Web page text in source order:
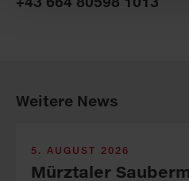
Weitere News
5. AUGUST 2026
Mürztaler